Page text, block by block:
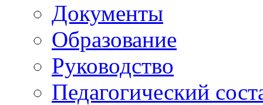
Документы
Образование
Руководство
Педагогический